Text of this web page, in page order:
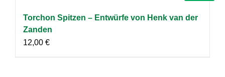
Torchon Spitzen – Entwürfe von Henk van der
Zanden
12,00 €